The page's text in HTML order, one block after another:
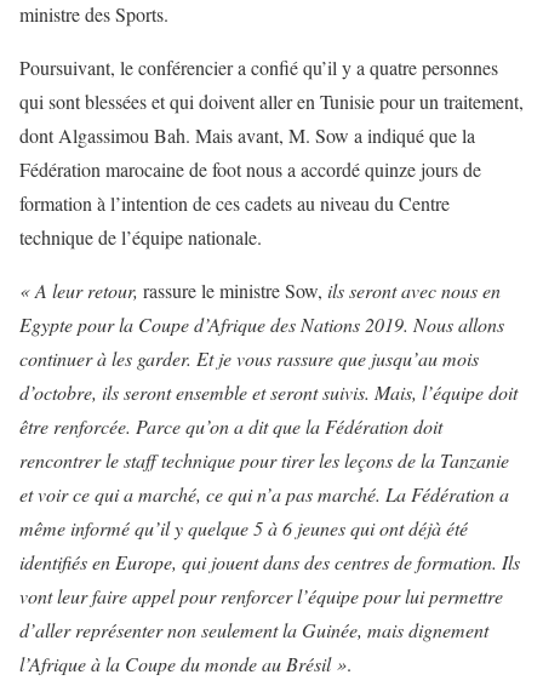
ministre des Sports.
Poursuivant, le conférencier a confié qu’il y a quatre personnes
qui sont blessées et qui doivent aller en Tunisie pour un traitement,
dont Algassimou Bah. Mais avant, M. Sow a indiqué que la
Fédération marocaine de foot nous a accordé quinze jours de
formation à l’intention de ces cadets au niveau du Centre
technique de l’équipe nationale.
« A leur retour, rassure le ministre Sow, ils seront avec nous en
Egypte pour la Coupe d’Afrique des Nations 2019. Nous allons
continuer à les garder. Et je vous rassure que jusqu’au mois
d’octobre, ils seront ensemble et seront suivis. Mais, l’équipe doit
être renforcée. Parce qu’on a dit que la Fédération doit
rencontrer le staff technique pour tirer les leçons de la Tanzanie
et voir ce qui a marché, ce qui n’a pas marché. La Fédération a
même informé qu’il y quelque 5 à 6 jeunes qui ont déjà été
identifiés en Europe, qui jouent dans des centres de formation. Ils
vont leur faire appel pour renforcer l’équipe pour lui permettre
d’aller représenter non seulement la Guinée, mais dignement
l’Afrique à la Coupe du monde au Brésil ».